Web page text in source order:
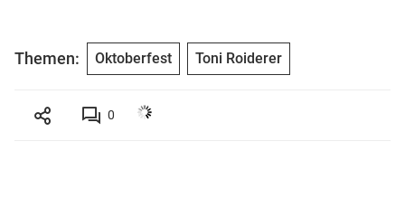
Themen: Oktoberfest Toni Roiderer
0